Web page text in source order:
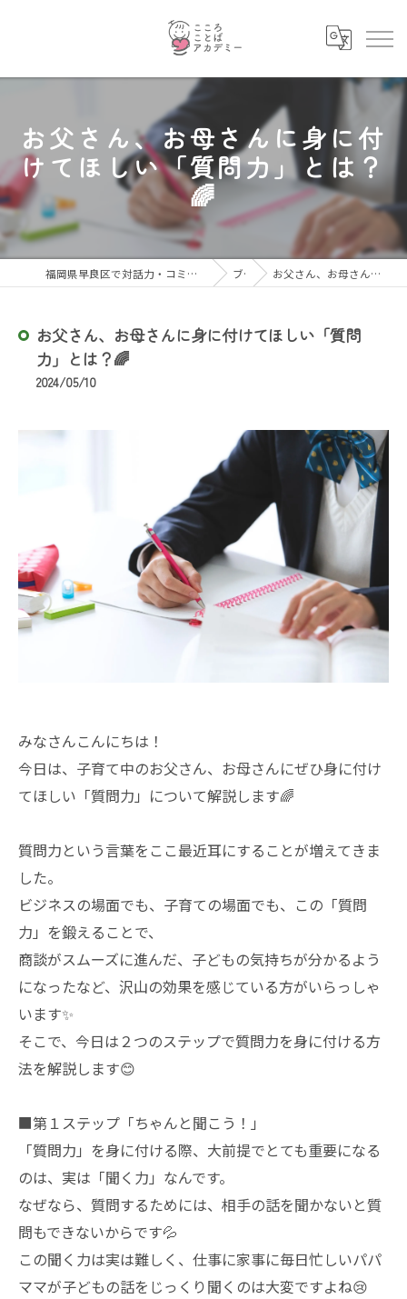
お父さん、お母さんに身に付
けてほしい「質問力」とは？
🌈
福岡県早良区で対話力・コミュニケーション力を育むならこころことばアカデミー ブログ お父さん、お母さんに身に付けてほしい「質問力」とは？🌈
お父さん、お母さんに身に付けてほしい「質問
力」とは？🌈
2024/05/10
みなさんこんにちは！
今日は、子育て中のお父さん、お母さんにぜひ身に付け
てほしい「質問力」について解説します🌈
質問力という言葉をここ最近耳にすることが増えてきま
した。
ビジネスの場面でも、子育ての場面でも、この「質問
力」を鍛えることで、
商談がスムーズに進んだ、子どもの気持ちが分かるよう
になったなど、沢山の効果を感じている方がいらっしゃ
います✨
そこで、今日は２つのステップで質問力を身に付ける方
法を解説します😊
■第１ステップ「ちゃんと聞こう！」
「質問力」を身に付ける際、大前提でとても重要になる
のは、実は「聞く力」なんです。
なぜなら、質問するためには、相手の話を聞かないと質
問もできないからです💦
この聞く力は実は難しく、仕事に家事に毎日忙しいパパ
ママが子どもの話をじっくり聞くのは大変ですよね😢